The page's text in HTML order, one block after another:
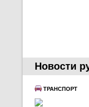
Новости
ТРАНСПОРТ